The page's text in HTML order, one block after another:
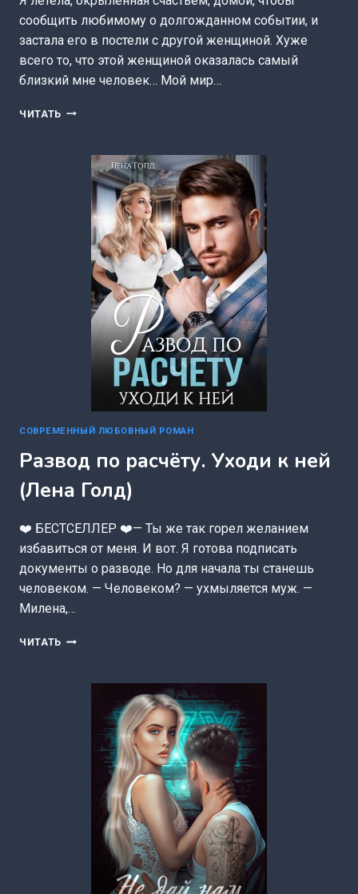
сообщить любимому о долгожданном событии, и
застала его в постели с другой женщиной. Хуже
всего то, что этой женщиной оказалась самый
близкий мне человек… Мой мир…
ЧИТАТЬ ИЗМЕНА
УДАР
(ЛИКА
МИРАЖ)
СОВРЕМЕННЫЙ ЛЮБОВНЫЙ РОМАН
Развод по расчёту. Уходи к ней
(Лена Голд)
❤️ БЕСТСЕЛЛЕР ❤️— Ты же так горел желанием
избавиться от меня. И вот. Я готова подписать
документы о разводе. Но для начала ты станешь
человеком. — Человеком? — ухмыляется муж. —
Милена,…
ЧИТАТЬ РАЗВОД
УХОДИ